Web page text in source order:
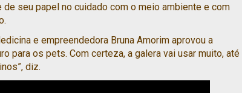
seu papel no cuidado com o meio ambiente e com
e empreendedora Bruna Amorim aprovou a
para os pets. Com certeza, a galera vai usar muito, até
diz.